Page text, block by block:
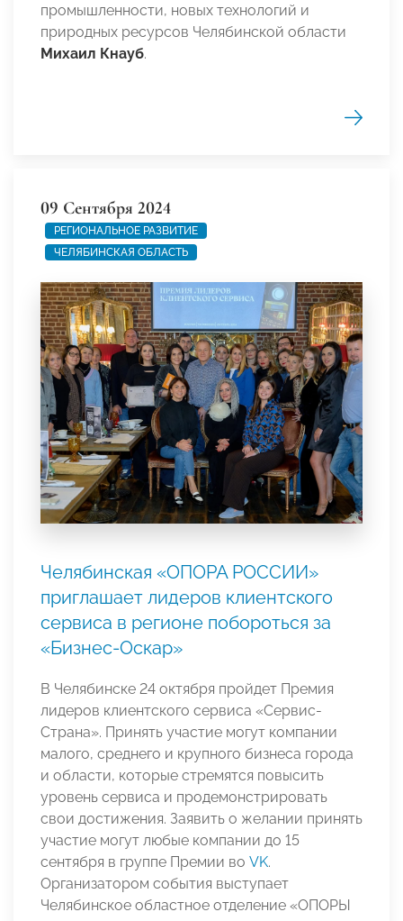
промышленности, новых технологий и
природных ресурсов Челябинской области
Михаил Кнауб.
09 Сентября 2024
РЕГИОНАЛЬНОЕ РАЗВИТИЕ
ЧЕЛЯБИНСКАЯ ОБЛАСТЬ
Челябинская «ОПОРА РОССИИ»
приглашает лидеров клиентского
сервиса в регионе побороться за
«Бизнес-Оскар»
В Челябинске 24 октября пройдет Премия
лидеров клиентского сервиса «Сервис-
Страна». Принять участие могут компании
малого, среднего и крупного бизнеса города
и области, которые стремятся повысить
уровень сервиса и продемонстрировать
свои достижения. Заявить о желании принять
участие могут любые компании до 15
сентября в группе Премии во VK.
Организатором события выступает
Челябинское областное отделение «ОПОРЫ